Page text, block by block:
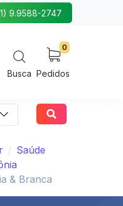
9.9588-2747
Busca
0
Pedidos
Saúde
& Branca